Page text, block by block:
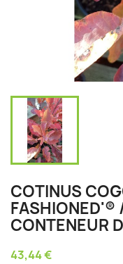
COTINUS
FASHIONED'®
CONTENEUR
43,44 €